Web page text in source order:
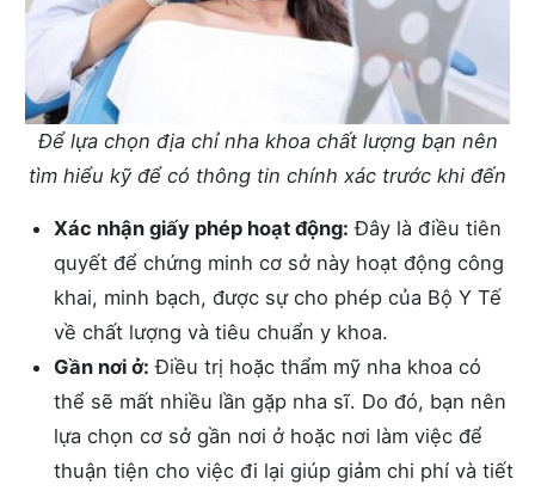
Để lựa chọn địa chỉ nha khoa chất lượng bạn nên
tìm hiểu kỹ để có thông tin chính xác trước khi đến
Xác nhận giấy phép hoạt động: Đây là điều tiên
quyết để chứng minh cơ sở này hoạt động công
khai, minh bạch, được sự cho phép của Bộ Y Tế
về chất lượng và tiêu chuẩn y khoa.
Gần nơi ở: Điều trị hoặc thẩm mỹ nha khoa có
thể sẽ mất nhiều lần gặp nha sĩ. Do đó, bạn nên
lựa chọn cơ sở gần nơi ở hoặc nơi làm việc để
thuận tiện cho việc đi lại giúp giảm chi phí và tiết